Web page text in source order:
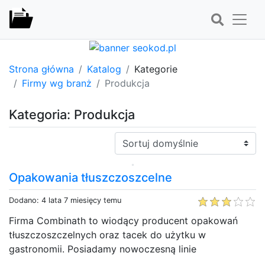
Strona główna Katalog
Kategorie
Firmy wg branż
Produkcja
Kategoria: Produkcja
Sortuj:
Opakowania tłuszczoszcelne
Dodano: 4 lata 7 miesięcy temu
Firma Combinath to wiodący producent opakowań
tłuszczoszczelnych oraz tacek do użytku w
gastronomii. Posiadamy nowoczesną linie